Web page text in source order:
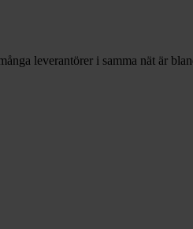
leverantörer i samma nät är